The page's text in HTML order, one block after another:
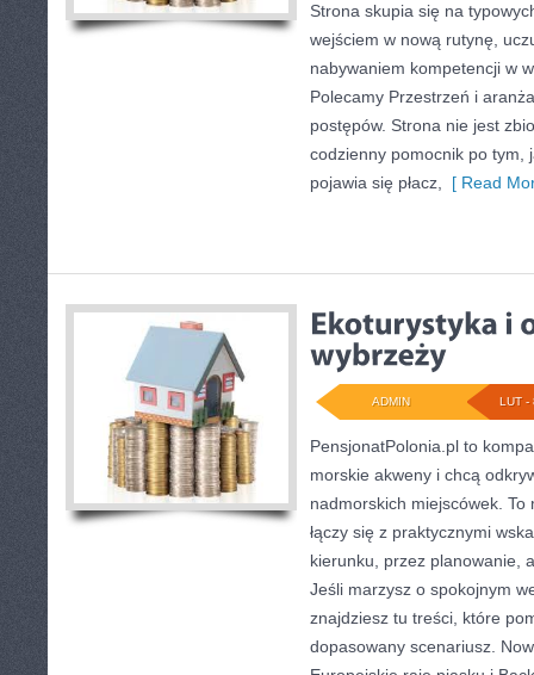
Strona skupia się na
wejściem w nową rutynę,
nabywaniem kompetencji w
Polecamy Przestrzeń i
postępów. Strona nie jest
codzienny pomocnik po tym,
pojawia się płacz,
[ Read
LUT -
ADMIN
PensjonatPolonia.pl to
morskie akweny i chcą
nadmorskich miejscówek.
łączy się z praktycznymi
kierunku, przez planowanie,
Jeśli marzysz o spokojnym
znajdziesz tu treści, które
dopasowany scenariusz.